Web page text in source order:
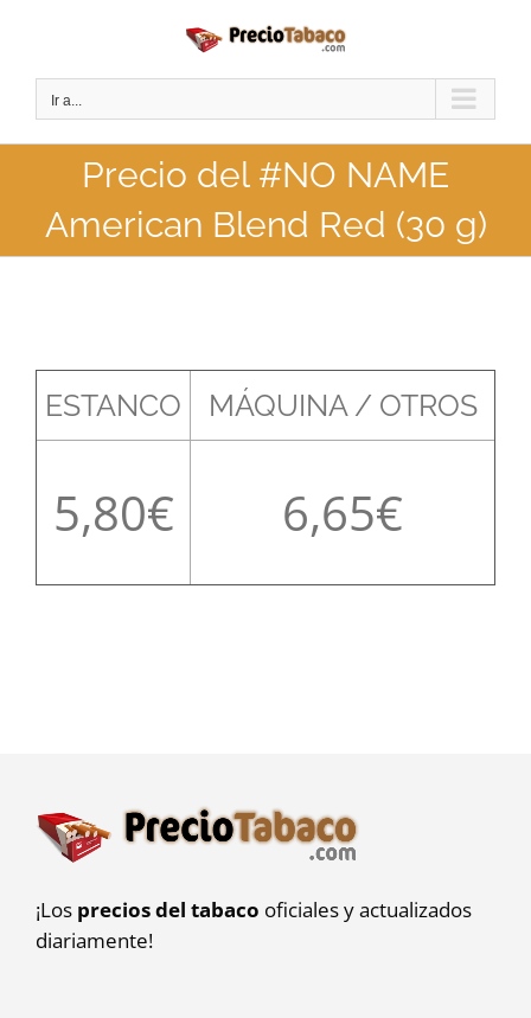
contenido
Ir a...
Precio del #NO NAME
American Blend Red (30 g)
ESTANCO MÁQUINA / OTROS
5,80 6,65
¡Los precios del tabaco oficiales y actualizados
diariamente!